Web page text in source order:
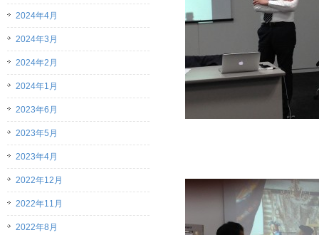
2024年4月
2024年3月
2024年2月
2024年1月
2023年6月
2023年5月
2023年4月
2022年12月
2022年11月
2022年8月